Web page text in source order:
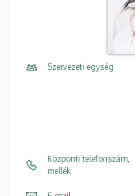
Szervezeti egység
Központi telefonszám,
mellék